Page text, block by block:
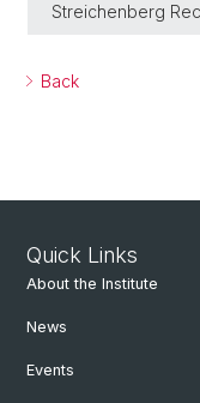
Streichenberg
Back
Quick Links
About the Institute
News
Events